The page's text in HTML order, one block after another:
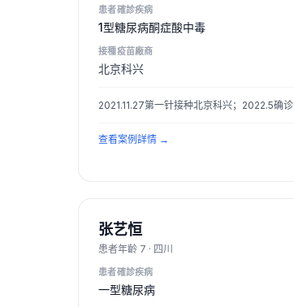
患者確診疾病
1型糖尿病酮症酸中毒
接種疫苗廠商
北京科兴
2021.11.27第一针接种北京科兴；2022.5确诊
查看案例詳情 →
张艺恒
患者年齡 7 · 四川
患者確診疾病
一型糖尿病